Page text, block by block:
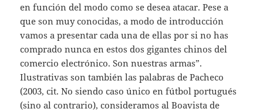
en función del modo como se desea atacar. Pese a
que son muy conocidas, a modo de introducción
vamos a presentar cada una de ellas por si no has
comprado nunca en estos dos gigantes chinos del
comercio electrónico. Son nuestras armas”.
Ilustrativas son también las palabras de Pacheco
(2003, cit. No siendo caso único en fútbol portugués
(sino al contrario), consideramos al Boavista de